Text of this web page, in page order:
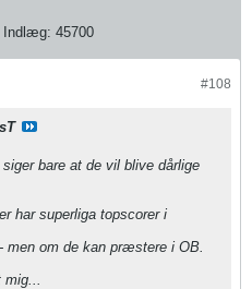
Indlæg: 45700
#108
bare at de vil blive dårlige
har superliga topscorer i
men om de kan præstere i OB.
mig...